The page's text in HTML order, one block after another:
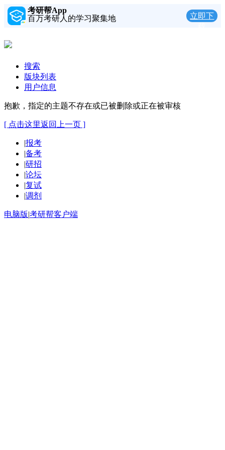
考研帮App
百万考研人的学习聚集地
立即下
搜索
版块列表
用户信息
抱歉，指定的主题不存在或已被删除或正在被审核
[ 点击这里返回上一页 ]
|报考
|备考
|研招
|论坛
|复试
|调剂
电脑版|考研帮客户端